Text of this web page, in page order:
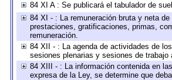
84 XI A : Se publicará el tabulador de
84 XI - : La remuneración bruta y neta
prestaciones, gratificaciones, primas,
remuneración.
84 XII - : La agenda de actividades de
sesiones plenarias y sesiones de trabajo
84 XIII - : La información contenida en
expresa de la Ley, se determine que